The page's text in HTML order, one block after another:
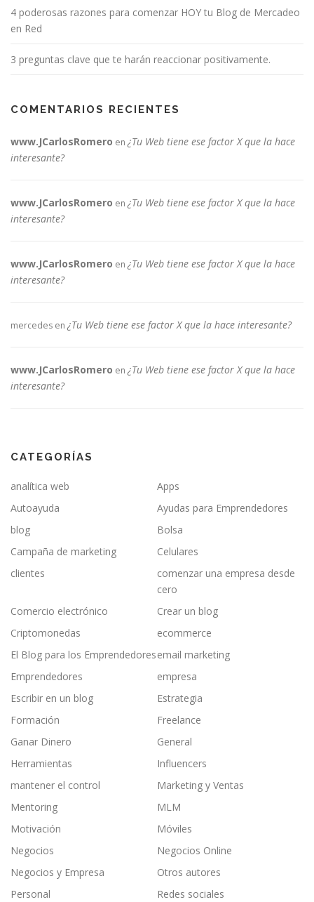
4 poderosas razones para comenzar HOY tu Blog de Mercadeo
en Red
3 preguntas clave que te harán reaccionar positivamente.
COMENTARIOS RECIENTES
www.JCarlosRomero en ¿Tu Web tiene ese factor X que la hace
interesante?
www.JCarlosRomero en ¿Tu Web tiene ese factor X que la hace
interesante?
www.JCarlosRomero en ¿Tu Web tiene ese factor X que la hace
interesante?
mercedes en ¿Tu Web tiene ese factor X que la hace interesante?
www.JCarlosRomero en ¿Tu Web tiene ese factor X que la hace
interesante?
CATEGORÍAS
analítica web
Apps
Autoayuda
Ayudas para Emprendedores
blog
Bolsa
Campaña de marketing
Celulares
clientes
comenzar una empresa desde
cero
Comercio electrónico
Crear un blog
Criptomonedas
ecommerce
El Blog para los Emprendedoresemail marketing
Emprendedores
empresa
Escribir en un blog
Estrategia
Formación
Freelance
Ganar Dinero
General
Herramientas
Influencers
mantener el control
Marketing y Ventas
Mentoring
MLM
Motivación
Móviles
Negocios
Negocios Online
Negocios y Empresa
Otros autores
Personal
Redes sociales